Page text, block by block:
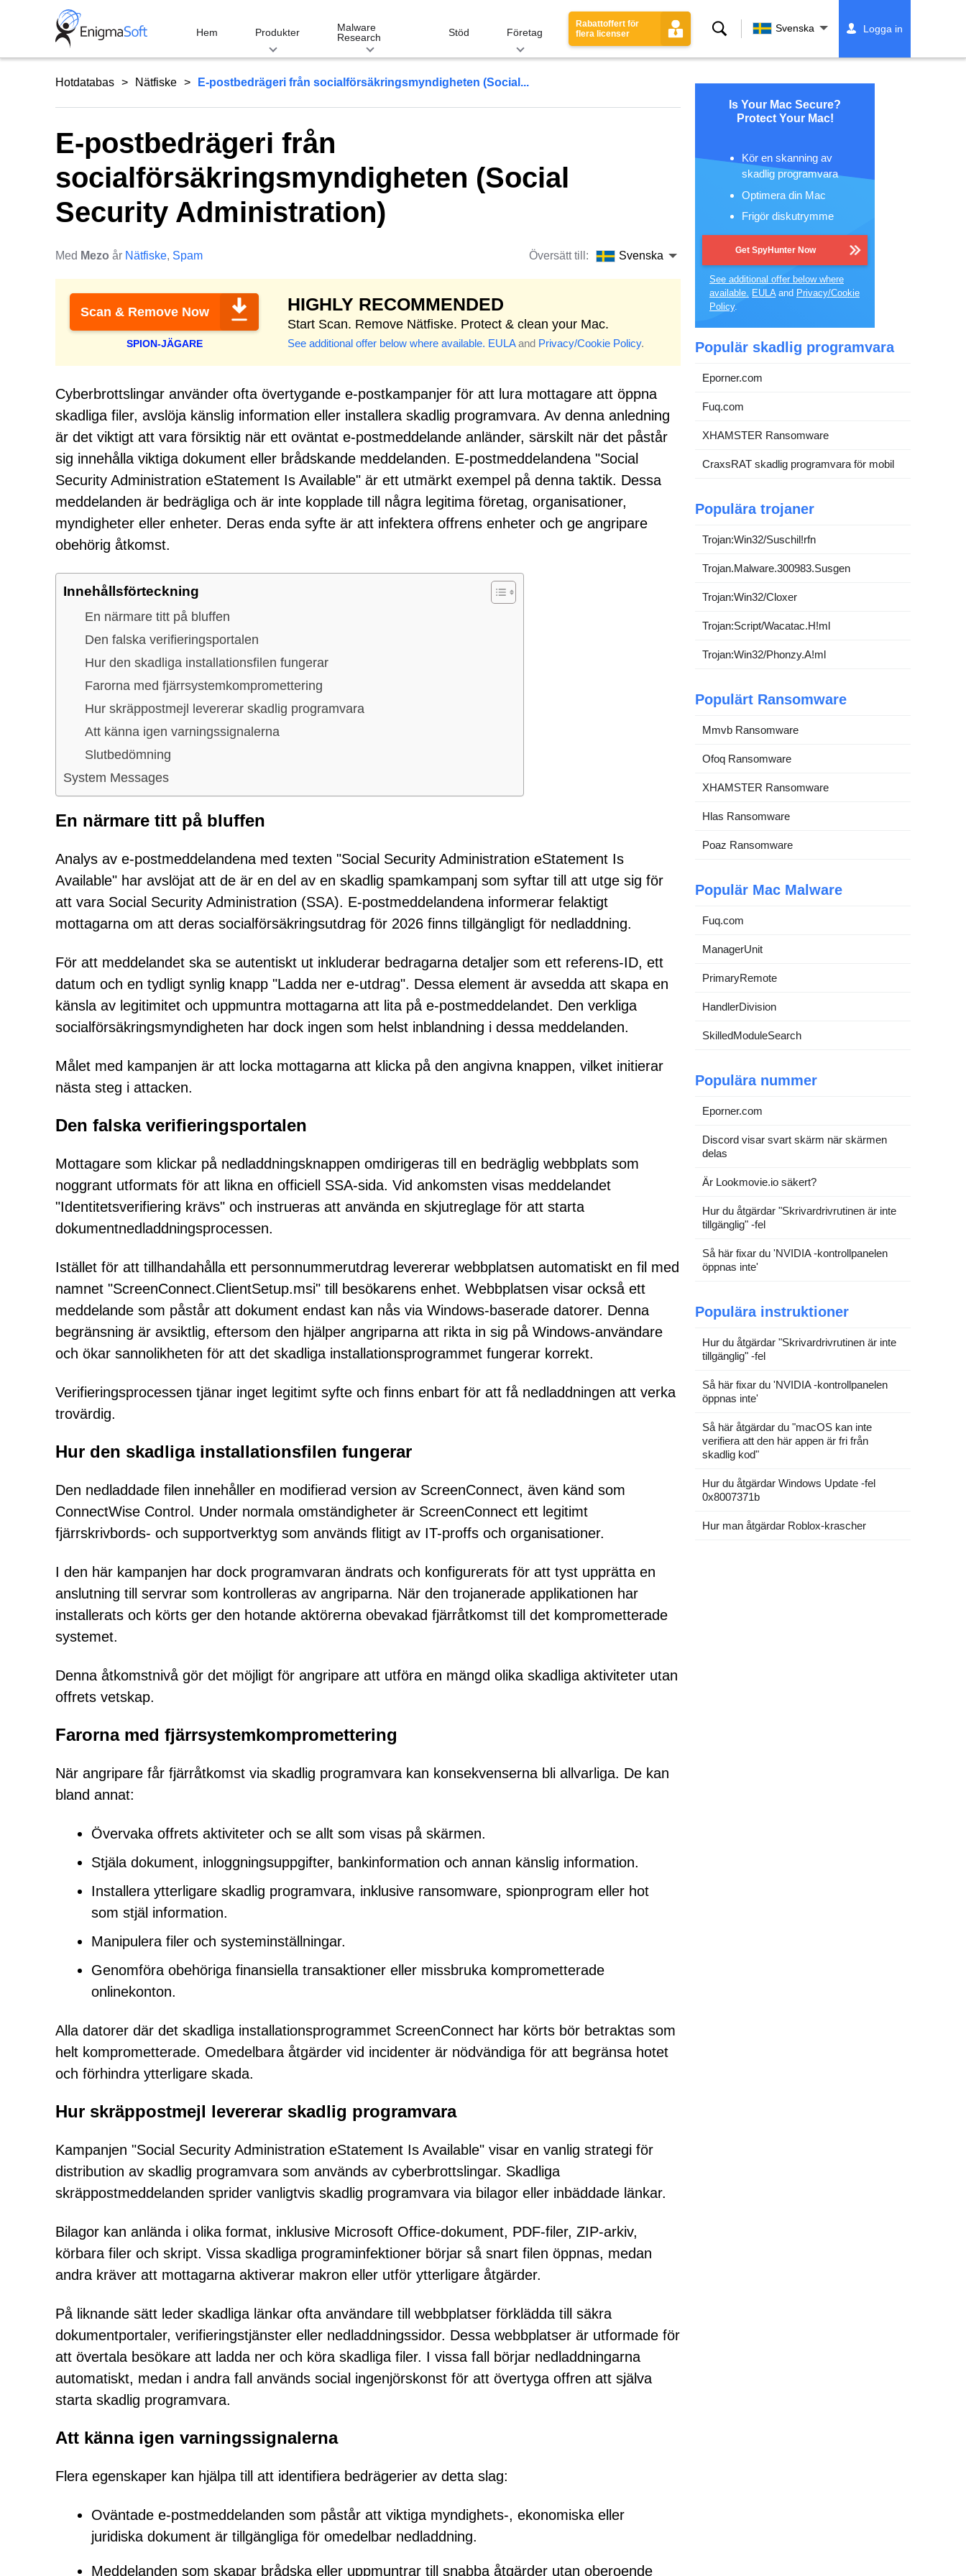
Hem Produkter
Malware
Research
Stöd Företag
Rabattoffert för
flera licenser
Sök Svenska Logga in
Hotdatabas Nätfiske E-postbedrägeri från socialförsäkringsmyndigheten (Social...
E-postbedrägeri från
socialförsäkringsmyndigheten (Social
Security Administration)
Med Mezo år Nätfiske, Spam Översätt till: Svenska
Scan & Remove Now
SPION-JÄGARE
HIGHLY RECOMMENDED
Start Scan. Remove Nätfiske. Protect & clean your Mac.
See additional offer below where available. EULAand Privacy/Cookie Policy.
Cyberbrottslingar använder ofta övertygande e-postkampanjer för att lura mottagare att öppna
skadliga filer, avslöja känslig information eller installera skadlig programvara. Av denna anledning
är det viktigt att vara försiktig när ett oväntat e-postmeddelande anländer, särskilt när det påstår
sig innehålla viktiga dokument eller brådskande meddelanden. E-postmeddelandena "Social
Security Administration eStatement Is Available" är ett utmärkt exempel på denna taktik. Dessa
meddelanden är bedrägliga och är inte kopplade till några legitima företag, organisationer,
myndigheter eller enheter. Deras enda syfte är att infektera offrens enheter och ge angripare
obehörig åtkomst.
Innehållsförteckning
En närmare titt på bluffen
Den falska verifieringsportalen
Hur den skadliga installationsfilen fungerar
Farorna med fjärrsystemkompromettering
Hur skräppostmejl levererar skadlig programvara
Att känna igen varningssignalerna
Slutbedömning
System Messages
En närmare titt på bluffen
Analys av e-postmeddelandena med texten "Social Security Administration eStatement Is
Available" har avslöjat att de är en del av en skadlig spamkampanj som syftar till att utge sig för
att vara Social Security Administration (SSA). E-postmeddelandena informerar felaktigt
mottagarna om att deras socialförsäkringsutdrag för 2026 finns tillgängligt för nedladdning.
För att meddelandet ska se autentiskt ut inkluderar bedragarna detaljer som ett referens-ID, ett
datum och en tydligt synlig knapp "Ladda ner e-utdrag". Dessa element är avsedda att skapa en
känsla av legitimitet och uppmuntra mottagarna att lita på e-postmeddelandet. Den verkliga
socialförsäkringsmyndigheten har dock ingen som helst inblandning i dessa meddelanden.
Målet med kampanjen är att locka mottagarna att klicka på den angivna knappen, vilket initierar
nästa steg i attacken.
Den falska verifieringsportalen
Mottagare som klickar på nedladdningsknappen omdirigeras till en bedräglig webbplats som
noggrant utformats för att likna en officiell SSA-sida. Vid ankomsten visas meddelandet
"Identitetsverifiering krävs" och instrueras att använda en skjutreglage för att starta
dokumentnedladdningsprocessen.
Istället för att tillhandahålla ett personnummerutdrag levererar webbplatsen automatiskt en fil med
namnet "ScreenConnect.ClientSetup.msi" till besökarens enhet. Webbplatsen visar också ett
meddelande som påstår att dokument endast kan nås via Windows-baserade datorer. Denna
begränsning är avsiktlig, eftersom den hjälper angriparna att rikta in sig på Windows-användare
och ökar sannolikheten för att det skadliga installationsprogrammet fungerar korrekt.
Verifieringsprocessen tjänar inget legitimt syfte och finns enbart för att få nedladdningen att verka
trovärdig.
Hur den skadliga installationsfilen fungerar
Den nedladdade filen innehåller en modifierad version av ScreenConnect, även känd som
ConnectWise Control. Under normala omständigheter är ScreenConnect ett legitimt
fjärrskrivbords- och supportverktyg som används flitigt av IT-proffs och organisationer.
I den här kampanjen har dock programvaran ändrats och konfigurerats för att tyst upprätta en
anslutning till servrar som kontrolleras av angriparna. När den trojanerade applikationen har
installerats och körts ger den hotande aktörerna obevakad fjärråtkomst till det komprometterade
systemet.
Denna åtkomstnivå gör det möjligt för angripare att utföra en mängd olika skadliga aktiviteter utan
offrets vetskap.
Farorna med fjärrsystemkompromettering
När angripare får fjärråtkomst via skadlig programvara kan konsekvenserna bli allvarliga. De kan
bland annat:
Övervaka offrets aktiviteter och se allt som visas på skärmen.
Stjäla dokument, inloggningsuppgifter, bankinformation och annan känslig information.
Installera ytterligare skadlig programvara, inklusive ransomware, spionprogram eller hot
som stjäl information.
Manipulera filer och systeminställningar.
Genomföra obehöriga finansiella transaktioner eller missbruka komprometterade
onlinekonton.
Alla datorer där det skadliga installationsprogrammet ScreenConnect har körts bör betraktas som
helt komprometterade. Omedelbara åtgärder vid incidenter är nödvändiga för att begränsa hotet
och förhindra ytterligare skada.
Hur skräppostmejl levererar skadlig programvara
Kampanjen "Social Security Administration eStatement Is Available" visar en vanlig strategi för
distribution av skadlig programvara som används av cyberbrottslingar. Skadliga
skräppostmeddelanden sprider vanligtvis skadlig programvara via bilagor eller inbäddade länkar.
Bilagor kan anlända i olika format, inklusive Microsoft Office-dokument, PDF-filer, ZIP-arkiv,
körbara filer och skript. Vissa skadliga programinfektioner börjar så snart filen öppnas, medan
andra kräver att mottagarna aktiverar makron eller utför ytterligare åtgärder.
På liknande sätt leder skadliga länkar ofta användare till webbplatser förklädda till säkra
dokumentportaler, verifieringstjänster eller nedladdningssidor. Dessa webbplatser är utformade för
att övertala besökare att ladda ner och köra skadliga filer. I vissa fall börjar nedladdningarna
automatiskt, medan i andra fall används social ingenjörskonst för att övertyga offren att själva
starta skadlig programvara.
Att känna igen varningssignalerna
Flera egenskaper kan hjälpa till att identifiera bedrägerier av detta slag:
Oväntade e-postmeddelanden som påstår att viktiga myndighets-, ekonomiska eller
juridiska dokument är tillgängliga för omedelbar nedladdning.
Meddelanden som skapar brådska eller uppmuntrar till snabba åtgärder utan oberoende
Is Your Mac Secure?
Protect Your Mac!
Kör en skanning av
skadlig programvara
Optimera din Mac
Frigör diskutrymme
Get SpyHunter Now
See additional offer below where
available. EULAand Privacy/Cookie
Policy.
Populär skadlig programvara
Eporner.com
Fuq.com
XHAMSTER Ransomware
CraxsRAT skadlig programvara för mobil
Populära trojaner
Trojan:Win32/Suschil!rfn
Trojan.Malware.300983.Susgen
Trojan:Win32/Cloxer
Trojan:Script/Wacatac.H!ml
Trojan:Win32/Phonzy.A!ml
Populärt Ransomware
Mmvb Ransomware
Ofoq Ransomware
XHAMSTER Ransomware
Hlas Ransomware
Poaz Ransomware
Populär Mac Malware
Fuq.com
ManagerUnit
PrimaryRemote
HandlerDivision
SkilledModuleSearch
Populära nummer
Eporner.com
Discord visar svart skärm när skärmen
delas
Är Lookmovie.io säkert?
Hur du åtgärdar "Skrivardrivrutinen är inte
tillgänglig" -fel
Så här fixar du 'NVIDIA -kontrollpanelen
öppnas inte'
Populära instruktioner
Hur du åtgärdar "Skrivardrivrutinen är inte
tillgänglig" -fel
Så här fixar du 'NVIDIA -kontrollpanelen
öppnas inte'
Så här åtgärdar du "macOS kan inte
verifiera att den här appen är fri från
skadlig kod"
Hur du åtgärdar Windows Update -fel
0x8007371b
Hur man åtgärdar Roblox-krascher